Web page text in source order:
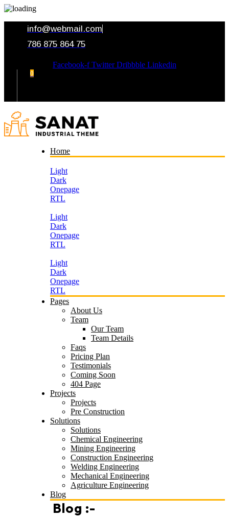
info@webmail.com
786 875 864 75
Facebook-f Twitter Dribbble Linkedin
0
Home
Light
Dark
Onepage
RTL
Light
Dark
Onepage
RTL
Light
Dark
Onepage
RTL
Pages
About Us
Team
Our Team
Team Details
Faqs
Pricing Plan
Testimonials
Coming Soon
404 Page
Projects
Projects
Pre Construction
Solutions
Solutions
Chemical Engineering
Mining Engineering
Construction Engineering
Welding Engineering
Mechanical Engineering
Agriculture Engineering
Blog
Blog :-